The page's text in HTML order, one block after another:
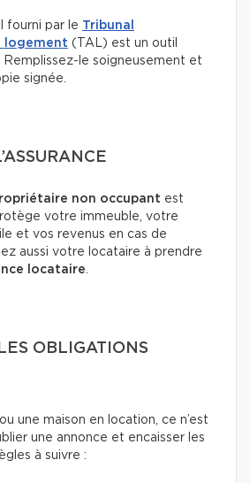
fourni par le Tribunal
logement (TAL) est un outil
le soigneusement et
signée.
non occupant est
votre immeuble, votre
et vos revenus en cas de
aussi votre locataire à prendre
locataire.
OBLIGATIONS
une maison en location, ce n’est
une annonce et encaisser les
à suivre :